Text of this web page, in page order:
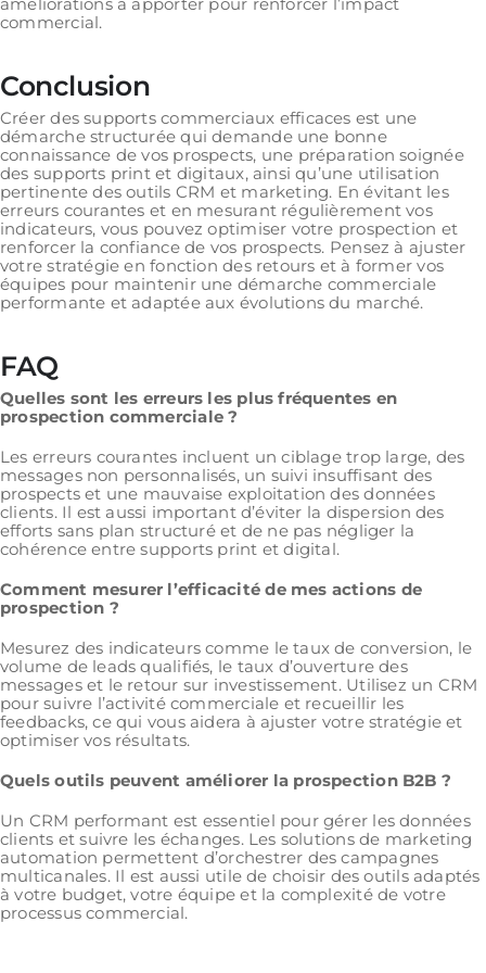
améliorations à apporter pour renforcer l’impact
commercial.
Conclusion
Créer des supports commerciaux efficaces est une
démarche structurée qui demande une bonne
connaissance de vos prospects, une préparation soignée
des supports print et digitaux, ainsi qu’une utilisation
pertinente des outils CRM et marketing. En évitant les
erreurs courantes et en mesurant régulièrement vos
indicateurs, vous pouvez optimiser votre prospection et
renforcer la confiance de vos prospects. Pensez à ajuster
votre stratégie en fonction des retours et à former vos
équipes pour maintenir une démarche commerciale
performante et adaptée aux évolutions du marché.
FAQ
Quelles sont les erreurs les plus fréquentes en
prospection commerciale ?
Les erreurs courantes incluent un ciblage trop large, des
messages non personnalisés, un suivi insuffisant des
prospects et une mauvaise exploitation des données
clients. Il est aussi important d’éviter la dispersion des
efforts sans plan structuré et de ne pas négliger la
cohérence entre supports print et digital.
Comment mesurer l’efficacité de mes actions de
prospection ?
Mesurez des indicateurs comme le taux de conversion, le
volume de leads qualifiés, le taux d’ouverture des
messages et le retour sur investissement. Utilisez un CRM
pour suivre l’activité commerciale et recueillir les
feedbacks, ce qui vous aidera à ajuster votre stratégie et
optimiser vos résultats.
Quels outils peuvent améliorer la prospection B2B ?
Un CRM performant est essentiel pour gérer les données
clients et suivre les échanges. Les solutions de marketing
automation permettent d’orchestrer des campagnes
multicanales. Il est aussi utile de choisir des outils adaptés
à votre budget, votre équipe et la complexité de votre
processus commercial.